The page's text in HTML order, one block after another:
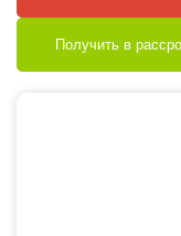
Получить в